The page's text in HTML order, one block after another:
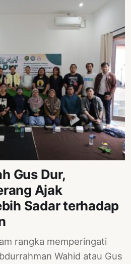
Gus Dur,
Ajak
Sadar terhadap
rangka memperingati
Wahid atau Gus